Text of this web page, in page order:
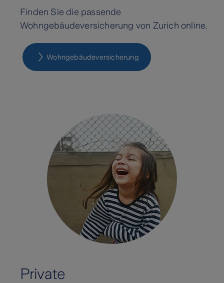
Finden Sie die passende
Wohngebäudeversicherung von Zurich online.
Wohn­gebäude­versicherung
Private